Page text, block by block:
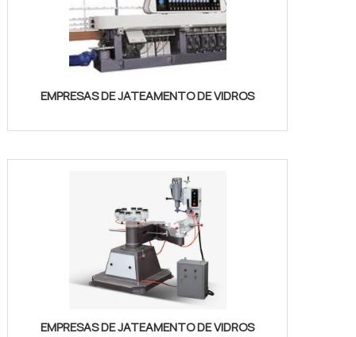
EMPRESAS DE JATEAMENTO DE VIDROS
EMPRESAS DE JATEAMENTO DE VIDROS